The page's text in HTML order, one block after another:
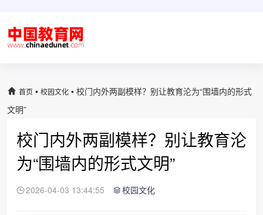
首页 • 校园文化 • 校门内外两副模样？别让教育沦为“围墙内的形式
文明”
校门内外两副模样？别让教育沦
为“围墙内的形式文明”
2026-04-03 13:44:55 校园文化